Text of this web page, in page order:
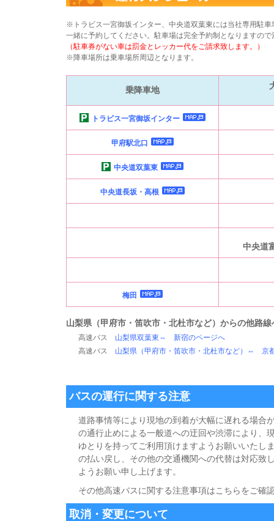
※トラビス一宮御坂インター、中央道双葉東には当社専用駐
一緒に予約してください。駐車場は完全予約制となりますの
（駐車券がない車は罰金とレッカー代をご請求致します。）
※降車場所は乗車場所周辺となります。
乗降車地
トラビス一宮御坂インター
甲府駅北口
中央道双葉東
中央道長坂・高根
中央道
梅田
山梨県（甲府市・笛吹市・北杜市など）からの他路線
高速バス 山梨県双葉東 ⇔ 新宿のページへ
高速バス
山梨県（甲府市・笛吹市・北杜市など）⇔ 京都
バスの運行に関する注意
道路事情等により現地の到着が大幅に遅れる場合
の通行止めによる一般道への迂回や渋滞により、
ゆとりを持ってご利用頂けますようお願いいたし
の払い戻し、その他の交通機関への代替は対応致
ようお願い申し上げます。
その他高速バスに関する注意事項はこちらを
取消・変更について